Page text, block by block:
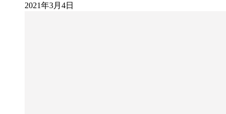
2021年3月4日